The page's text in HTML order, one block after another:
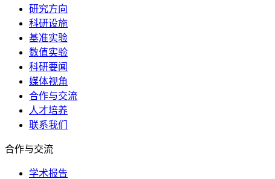
研究方向
科研设施
基准实验
数值实验
科研要闻
媒体视角
合作与交流
人才培养
联系我们
合作与交流
学术报告